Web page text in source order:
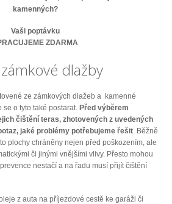
kamenných?
Vaši poptávku
ZDARMA
dlažby
ze zámkových dlažeb a kamenné
se o tyto také postarat. Před výběrem
čištění teras, zhotovených z uvedených
jaké problémy potřebujeme řešit. Běžně
plochy chráněny nejen před poškozením, ale
či jinými vnějšími vlivy. Přesto mohou
nestačí a na řadu musí přijít čištění
z auta na příjezdové cestě ke garáži či